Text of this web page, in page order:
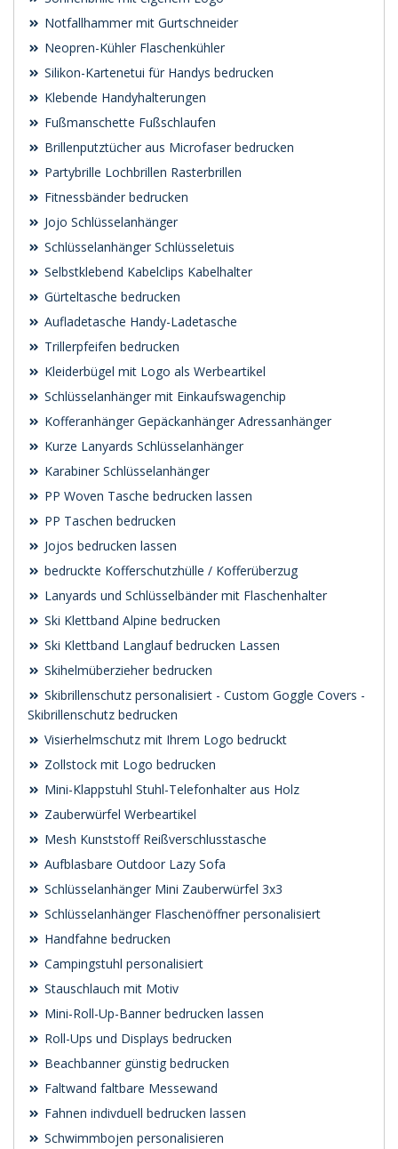
Notfallhammer mit Gurtschneider
Neopren-Kühler Flaschenkühler
Silikon-Kartenetui für Handys bedrucken
Klebende Handyhalterungen
Fußmanschette Fußschlaufen
Brillenputztücher aus Microfaser bedrucken
Partybrille Lochbrillen Rasterbrillen
Fitnessbänder bedrucken
Jojo Schlüsselanhänger
Schlüsselanhänger Schlüsseletuis
Selbstklebend Kabelclips Kabelhalter
Gürteltasche bedrucken
Aufladetasche Handy-Ladetasche
Trillerpfeifen bedrucken
Kleiderbügel mit Logo als Werbeartikel
Schlüsselanhänger mit Einkaufswagenchip
Kofferanhänger Gepäckanhänger Adressanhänger
Kurze Lanyards Schlüsselanhänger
Karabiner Schlüsselanhänger
PP Woven Tasche bedrucken lassen
PP Taschen bedrucken
Jojos bedrucken lassen
bedruckte Kofferschutzhülle / Kofferüberzug
Lanyards und Schlüsselbänder mit Flaschenhalter
Ski Klettband Alpine bedrucken
Ski Klettband Langlauf bedrucken Lassen
Skihelmüberzieher bedrucken
Skibrillenschutz personalisiert - Custom Goggle Covers -
Skibrillenschutz bedrucken
Visierhelmschutz mit Ihrem Logo bedruckt
Zollstock mit Logo bedrucken
Mini-Klappstuhl Stuhl-Telefonhalter aus Holz
Zauberwürfel Werbeartikel
Mesh Kunststoff Reißverschlusstasche
Aufblasbare Outdoor Lazy Sofa
Schlüsselanhänger Mini Zauberwürfel 3x3
Schlüsselanhänger Flaschenöffner personalisiert
Handfahne bedrucken
Campingstuhl personalisiert
Stauschlauch mit Motiv
Mini-Roll-Up-Banner bedrucken lassen
Roll-Ups und Displays bedrucken
Beachbanner günstig bedrucken
Faltwand faltbare Messewand
Fahnen indivduell bedrucken lassen
Schwimmbojen personalisieren